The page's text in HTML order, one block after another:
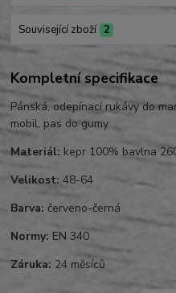
Související zboží 2
Kompletní specifikace
Pánská, odepínací rukávy do
mobil, pas do gumy
Materiál: kepr 100% bavlna
Velikost: 48-64
Barva: červeno-černá
Normy: EN 340
Záruka: 24 měsíců